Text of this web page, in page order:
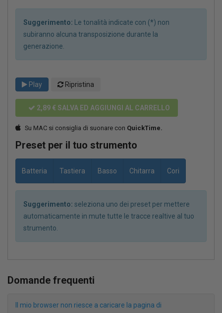
Suggerimento: Le tonalità indicate con (*) non
subiranno alcuna transposizione durante la
generazione.
Play Ripristina
2,89 € SALVA ED AGGIUNGI AL CARRELLO
Su MAC si consiglia di suonare con QuickTime.
Preset per il tuo strumento
Batteria Tastiera Basso Chitarra Cori
Suggerimento: seleziona uno dei preset per mettere
automaticamente in mute tutte le tracce realtive al tuo
strumento.
Domande frequenti
Il mio browser non riesce a caricare la pagina di